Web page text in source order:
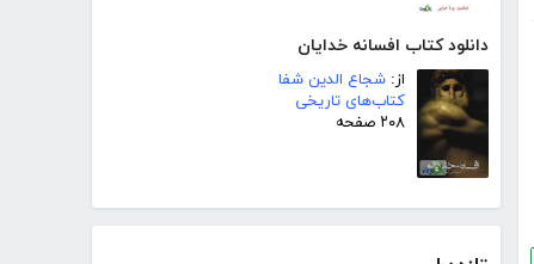
دانلود کتاب افسانه خدایان
از: شجاع الدین شفا
کتاب‌های تاریخی
۲۰۸ صفحه